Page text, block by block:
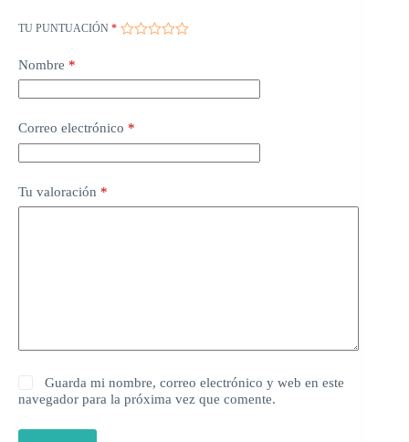
TU PUNTUACIÓN *
Nombre *
Correo electrónico *
Tu valoración *
Guarda mi nombre, correo electrónico y web en este
navegador para la próxima vez que comente.